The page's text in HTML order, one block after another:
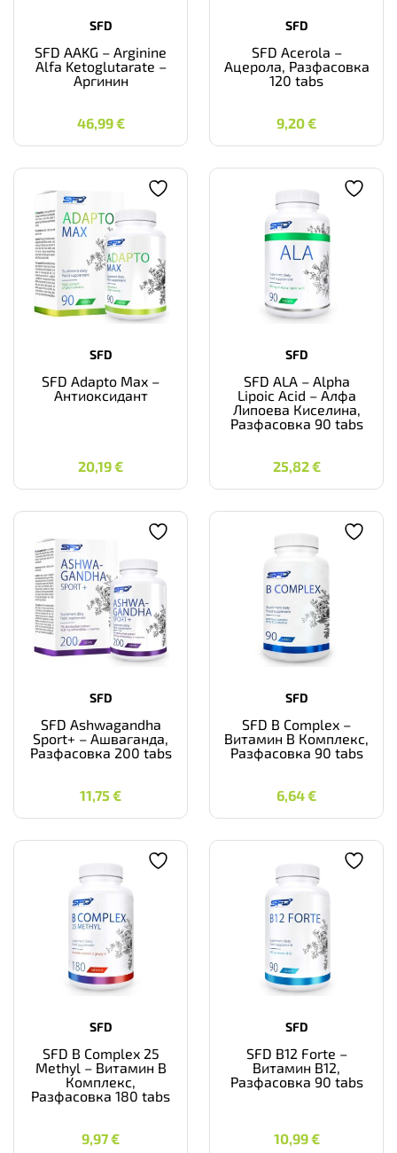
SFD
SFD AAKG – Arginine
Alfa Ketoglutarate –
Аргинин
46,99€
46,99
SFD
SFD Acerola –
Ацерола, Разфасовка
120 tabs
9,20€
9,20 €
SFD
SFD Adapto Max –
Антиоксидант
20,19€
20,19 €
SFD
SFD ALA – Alpha
Lipoic Acid – Алфа
Липоева Киселина,
Разфасовка 90 tabs
25,82€
25,82
SFD
SFD Ashwagandha
Sport+ – Ашваганда,
Разфасовка 200 tabs
11,75€
€
SFD
SFD B Complex –
Витамин B Комплекс,
Разфасовка 90 tabs
6,64€
6,64 €
SFD
SFD B Complex 25
Methyl – Витамин B
Комплекс,
Разфасовка 180 tabs
9,97€
9,97 €
SFD
SFD B12 Forte –
Витамин B12,
Разфасовка 90 tabs
10,99€
10,99